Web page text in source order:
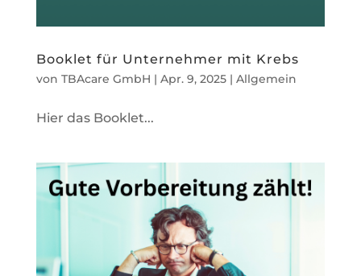
Booklet für Unternehmer mit Krebs
von TBAcare GmbH | Apr. 9, 2025| Allgemein
Hier das Booklet...